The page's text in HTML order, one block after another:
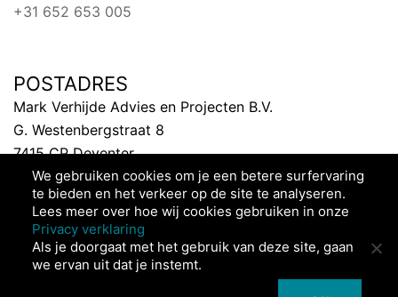
+31 652 653 005
POSTADRES
Mark Verhijde Advies en Projecten B.V.
G. Westenbergstraat 8
7415 CP Deventer
Nederland
We gebruiken cookies om je een betere surfervaring
te bieden en het verkeer op de site te analyseren.
Lees meer over hoe wij cookies gebruiken in onze
Privacy verklaring
Als je doorgaat met het gebruik van deze site, gaan
we ervan uit dat je instemt.